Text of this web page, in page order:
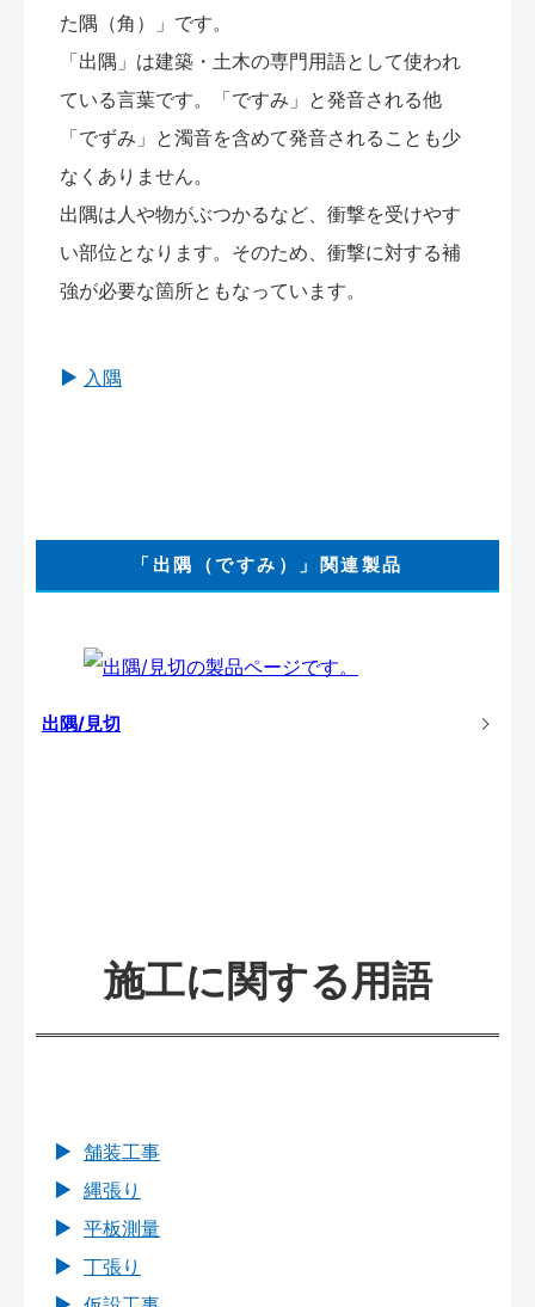
た隅（角）」です。
「出隅」は建築・土木の専門用語として使われ
ている言葉です。「ですみ」と発音される他
「でずみ」と濁音を含めて発音されることも少
なくありません。
出隅は人や物がぶつかるなど、衝撃を受けやす
い部位となります。そのため、衝撃に対する補
強が必要な箇所ともなっています。
入隅
「出隅（ですみ）」関連製品
出隅/見切
施工に関する用語
舗装工事
縄張り
平板測量
丁張り